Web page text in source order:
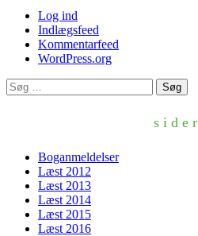
Log ind
Indlægsfeed
Kommentarfeed
WordPress.org
Søg
efter:
sider
Boganmeldelser
Læst 2012
Læst 2013
Læst 2014
Læst 2015
Læst 2016